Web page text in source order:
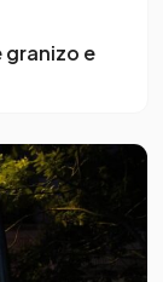
granizo e